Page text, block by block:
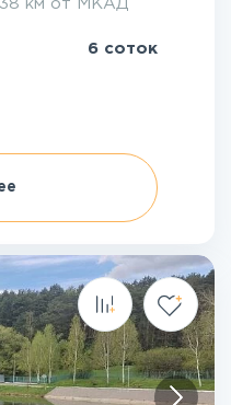
38 км от МКАД
6 соток